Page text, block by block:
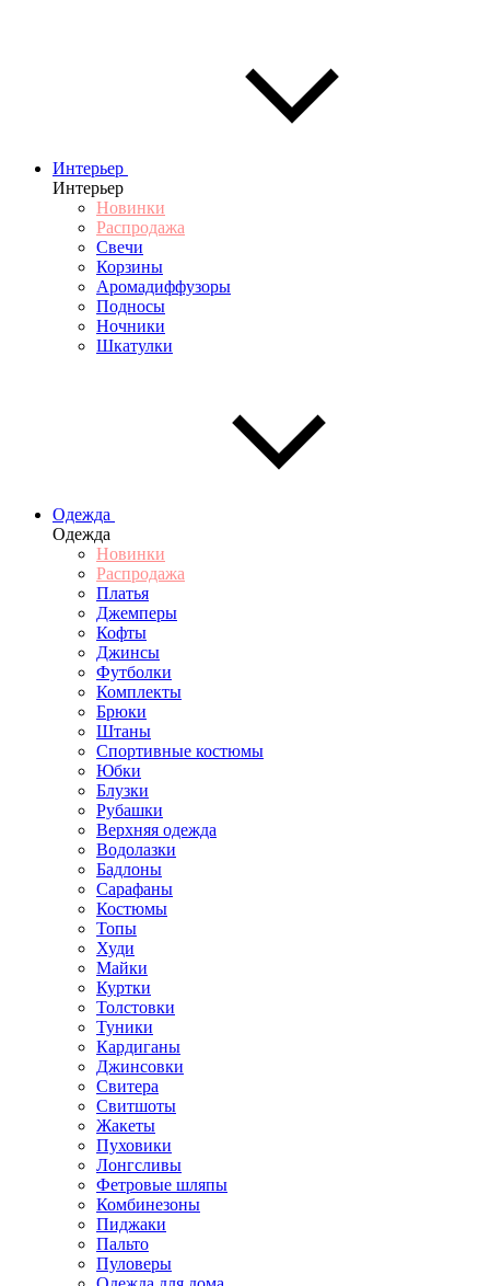
Интерьер
Интерьер
Новинки
Распродажа
Свечи
Корзины
Аромадиффузоры
Подносы
Ночники
Шкатулки
Одежда
Одежда
Новинки
Распродажа
Платья
Джемперы
Кофты
Джинсы
Футболки
Комплекты
Брюки
Штаны
Спортивные костюмы
Юбки
Блузки
Рубашки
Верхняя одежда
Водолазки
Бадлоны
Сарафаны
Костюмы
Топы
Худи
Майки
Куртки
Толстовки
Туники
Кардиганы
Джинсовки
Свитера
Свитшоты
Жакеты
Пуховики
Лонгсливы
Фетровые шляпы
Комбинезоны
Пиджаки
Пальто
Пуловеры